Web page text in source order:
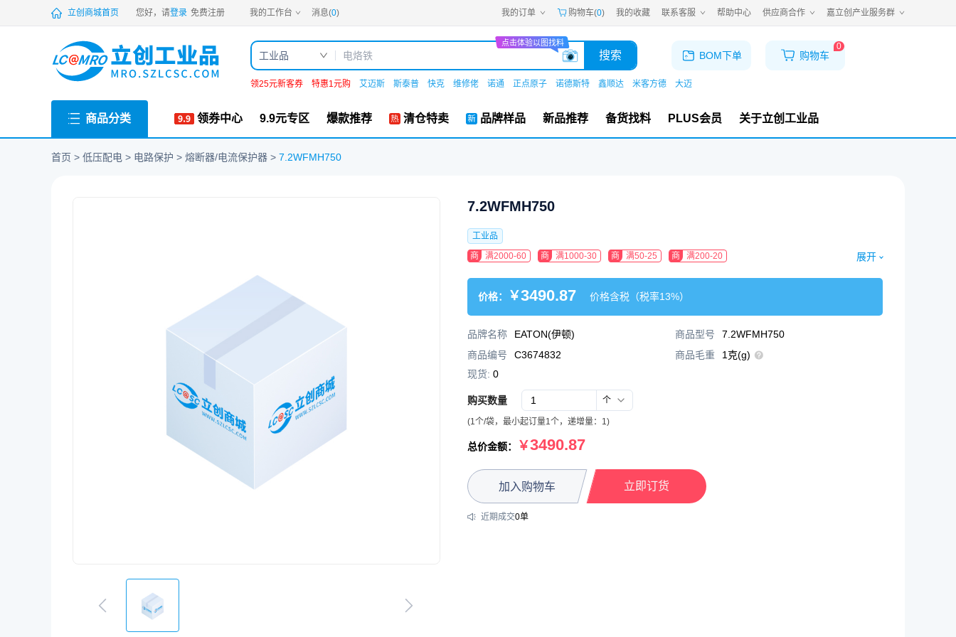
立创商城首页 您好，请登录 免费注册 我的工作台 消息(0) 我的订单 购物车(0) 我的收藏 联系客服 帮助中心 供应商合作 嘉立创产业服务群
嘉立创PCB
嘉立创SMT
嘉立创EDA
嘉立创社区
工业品
点击体验以图找料
搜索
领25元新客券 特惠1元购 艾迈斯 斯泰普 快克 维修佬 诺通 正点原子 诺德斯特 鑫顺达 米客方德 大迈
BOM下单 购物车
0
商品分类 领券中心 9.9元专区 爆款推荐 清仓特卖 品牌样品 新品推荐 备货找料 PLUS会员 关于立创工业品
首页 低压配电 电路保护 熔断器/电流保护器 7.2WFMH750
7.2WFMH750
工业品
商
满2000-60 商 满1000-30 商 满50-25 商 满200-20 展开
价格： ￥3490.87 价格含税（税率13%）
品牌名称 EATON(伊顿) 商品型号
7.2WFMH750
商品编号
C3674832 商品毛重
1克(g)
现货: 0
购买数量 个
(1个/袋， 最小起订量1个，递增量： 1)
总价金额： ￥3490.87
加入购物车 立即订货
近期成交0单